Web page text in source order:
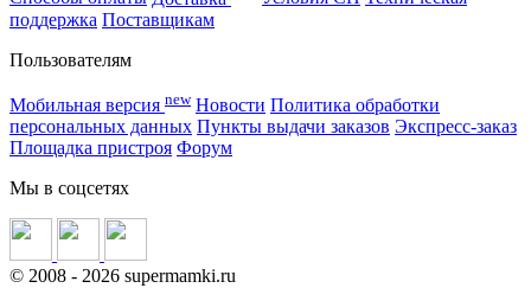
поддержка Поставщикам
Пользователям
Мобильная версия new Новости Политика обработки
персональных данных Пункты выдачи заказов Экспресс-заказ
Площадка пристроя Форум
Мы в соцсетях
© 2008 - 2026 supermamki.ru